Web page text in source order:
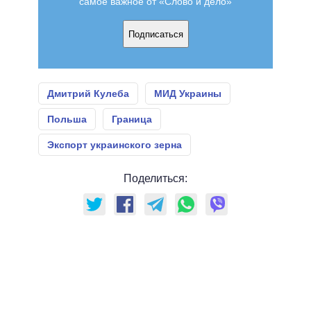
Подписаться
Дмитрий Кулеба МИД Украины
Польша Граница
Экспорт украинского зерна
Поделиться: